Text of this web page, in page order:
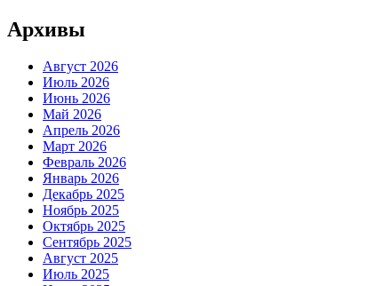
Архивы
Август 2026
Июль 2026
Июнь 2026
Май 2026
Апрель 2026
Март 2026
Февраль 2026
Январь 2026
Декабрь 2025
Ноябрь 2025
Октябрь 2025
Сентябрь 2025
Август 2025
Июль 2025